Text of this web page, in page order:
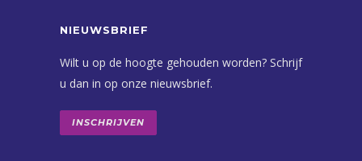
NIEUWSBRIEF
Wilt u op de hoogte gehouden worden? Schrijf
u dan in op onze nieuwsbrief.
INSCHRIJVEN